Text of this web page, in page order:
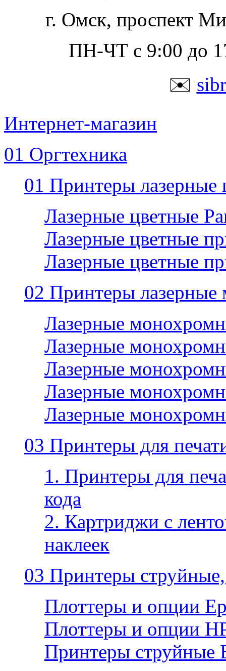
г. Омск, проспект
ПН-ЧТ с 9:00 до
✉️
Интернет-магазин
01 Оргтехника
01 Принтеры лазерные
Лазерные цветные
Лазерные цветные
Лазерные цветные
02 Принтеры
Лазерные
Лазерные
Лазерные
Лазерные
Лазерные
03 Принтеры для
1. Принтеры для
кода
2. Картриджи с
наклеек
03 Принтеры
Плоттеры и опции
Плоттеры и опции
Принтеры струйные